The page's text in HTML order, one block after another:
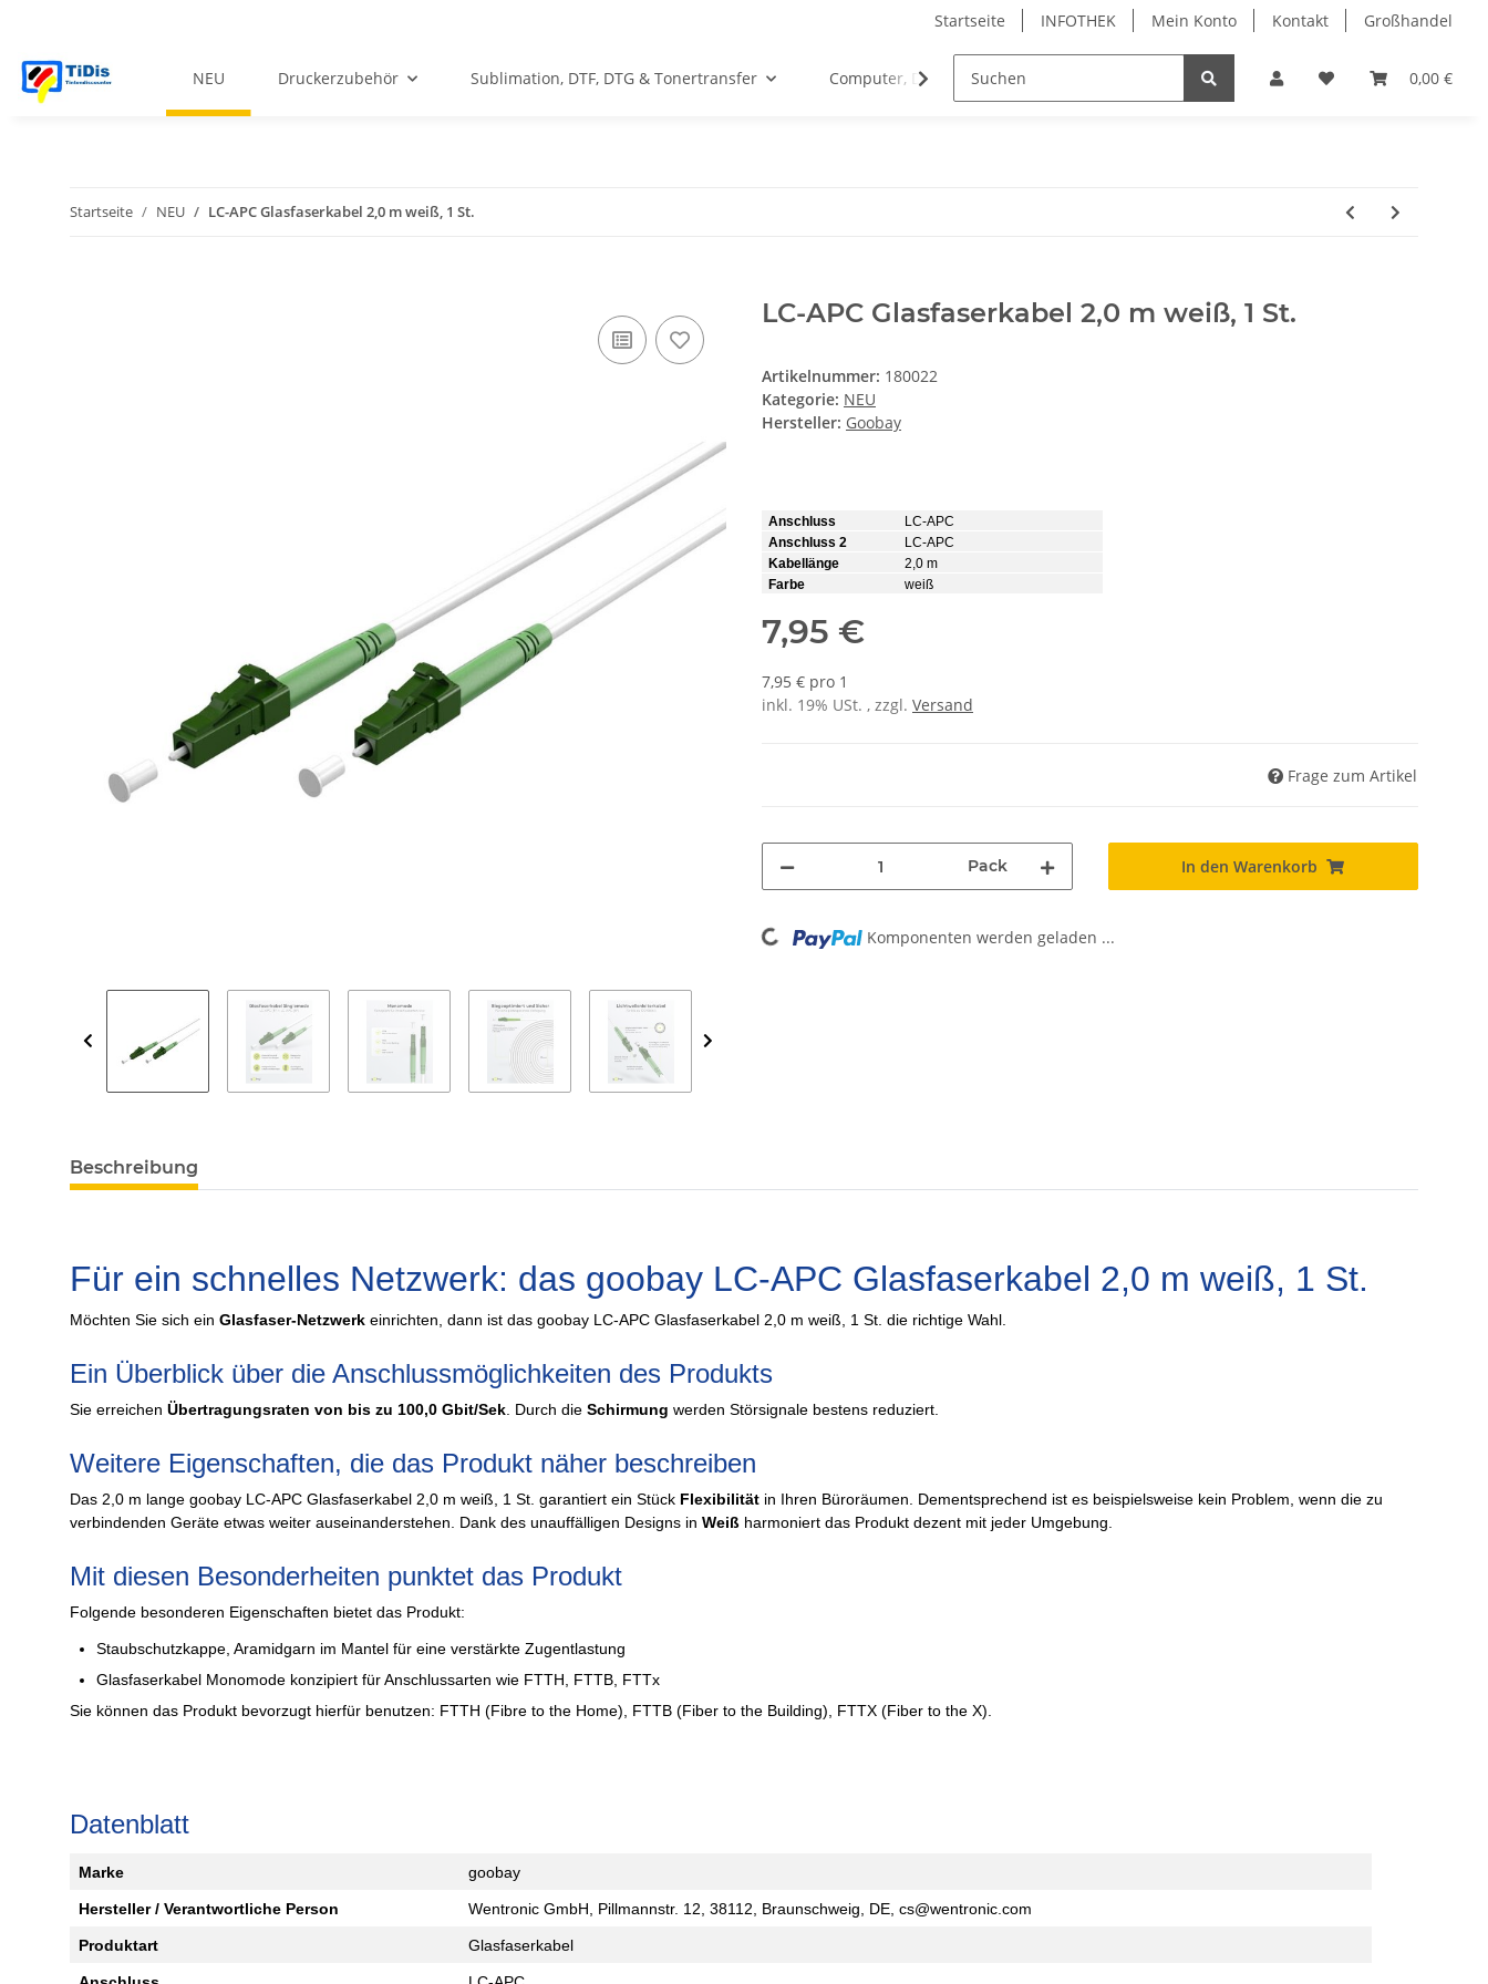
Startseite INFOTHEK Mein Konto Kontakt Großhandel
0,00 €
NEU Druckerzubehör Sublimation, DTF, DTG & Tonertransfer Computer, Drucker & Bürobedarf PVC Kartendrucker & Zubehör TiDis
Startseite NEU LC-APC Glasfaserkabel 2,0 m weiß, 1 St.
LC-APC Glasfaserkabel 2,0 m weiß, 1 St.
Artikelnummer: 180022
Kategorie: NEU
Hersteller: Goobay
Anschluss
LC-APC
Anschluss 2
LC-APC
Kabellänge
2,0 m
Farbe
weiß
7,95 €
7,95 € pro 1
inkl. 19% USt. , zzgl. Versand
Frage zum Artikel
Pack In den Warenkorb
Loading... Komponenten werden geladen ...
Beschreibung
Für ein schnelles Netzwerk: das goobay LC-APC Glasfaserkabel 2,0 m weiß, 1 St.
Möchten Sie sich ein Glasfaser-Netzwerk einrichten, dann ist das goobay LC-APC Glasfaserkabel 2,0 m weiß, 1 St. die richtige Wahl.
Ein Überblick über die Anschlussmöglichkeiten des Produkts
Sie erreichen Übertragungsraten von bis zu 100,0 Gbit/Sek. Durch die Schirmung werden Störsignale bestens reduziert.
Weitere Eigenschaften, die das Produkt näher beschreiben
Das 2,0 m lange goobay LC-APC Glasfaserkabel 2,0 m weiß, 1 St. garantiert ein Stück Flexibilität in Ihren Büroräumen. Dementsprechend ist es beispielsweise kein Problem, wenn die zu
verbindenden Geräte etwas weiter auseinanderstehen. Dank des unauffälligen Designs in Weiß harmoniert das Produkt dezent mit jeder Umgebung.
Mit diesen Besonderheiten punktet das Produkt
Folgende besonderen Eigenschaften bietet das Produkt:
Staubschutzkappe, Aramidgarn im Mantel für eine verstärkte Zugentlastung
Glasfaserkabel Monomode konzipiert für Anschlussarten wie FTTH, FTTB, FTTx
Sie können das Produkt bevorzugt hierfür benutzen: FTTH (Fibre to the Home), FTTB (Fiber to the Building), FTTX (Fiber to the X).
Datenblatt
Marke goobay
Hersteller / Verantwortliche Person Wentronic GmbH, Pillmannstr. 12, 38112, Braunschweig, DE, cs@wentronic.com
Produktart Glasfaserkabel